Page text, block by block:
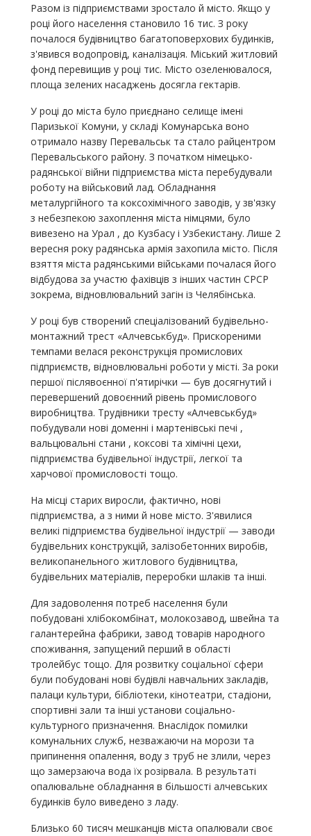
Разом із підприємствами зростало й місто. Якщо у
році його населення становило 16 тис. З року
почалося будівництво багатоповерхових будинків,
з'явився водопровід, каналізація. Міський житловий
фонд перевищив у році тис. Місто озеленювалося,
площа зелених насаджень досягла гектарів.
У році до міста було приєднано селище імені
Паризької Комуни, у складі Комунарська воно
отримало назву Перевальськ та стало райцентром
Перевальського району. З початком німецько-
радянської війни підприємства міста перебудували
роботу на військовий лад. Обладнання
металургійного та коксохімічного заводів, у зв'язку
з небезпекою захоплення міста німцями, було
вивезено на Урал , до Кузбасу і Узбекистану. Лише 2
вересня року радянська армія захопила місто. Після
взяття міста радянськими військами почалася його
відбудова за участю фахівців з інших частин СРСР
зокрема, відновлювальний загін із Челябінська.
У році був створений спеціалізований будівельно-
монтажний трест «Алчевськбуд». Прискореними
темпами велася реконструкція промислових
підприємств, відновлювальні роботи у місті. За роки
першої післявоєнної п'ятирічки — був досягнутий і
перевершений довоєнний рівень промислового
виробництва. Трудівники тресту «Алчевськбуд»
побудували нові доменні і мартенівські печі ,
вальцювальні стани , коксові та хімічні цехи,
підприємства будівельної індустрії, легкої та
харчової промисловості тощо.
На місці старих виросли, фактично, нові
підприємства, а з ними й нове місто. З'явилися
великі підприємства будівельної індустрії — заводи
будівельних конструкцій, залізобетонних виробів,
великопанельного житлового будівництва,
будівельних матеріалів, переробки шлаків та інші.
Для задоволення потреб населення були
побудовані хлібокомбінат, молокозавод, швейна та
галантерейна фабрики, завод товарів народного
споживання, запущений перший в області
тролейбус тощо. Для розвитку соціальної сфери
були побудовані нові будівлі навчальних закладів,
палаци культури, бібліотеки, кінотеатри, стадіони,
спортивні зали та інші установи соціально-
культурного призначення. Внаслідок помилки
комунальних служб, незважаючи на морози та
припинення опалення, воду з труб не злили, через
що замерзаюча вода їх розірвала. В результаті
опалювальне обладнання в більшості алчевських
будинків було виведено з ладу.
Близько 60 тисяч мешканців міста опалювали своє